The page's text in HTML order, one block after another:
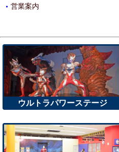
・ 営業案内
ウルトラパワーステージ